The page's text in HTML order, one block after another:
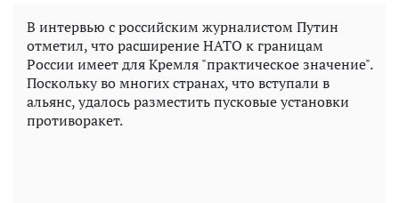
В интервью с российским журналистом Путин
отметил, что расширение НАТО к границам
России имеет для Кремля "практическое значение".
Поскольку во многих странах, что вступали в
альянс, удалось разместить пусковые установки
противоракет.